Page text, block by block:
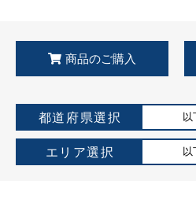
商品のご購入
都道府県選択
エリア選択